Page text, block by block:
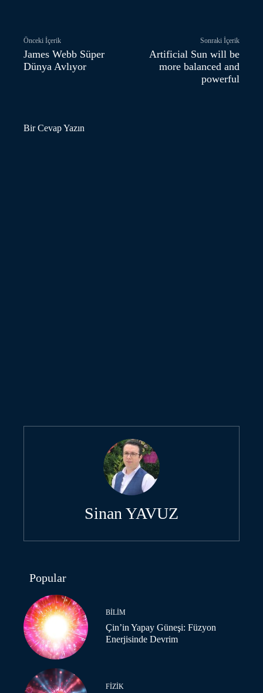
Önceki İçerik
James Webb Süper
Dünya Avlıyor
Sonraki İçerik
Artificial Sun will be
more balanced and
powerful
Bir Cevap Yazın
Sinan YAVUZ
Popular
BILIM
Çin’in Yapay Güneşi: Füzyon
Enerjisinde Devrim
FIZIK